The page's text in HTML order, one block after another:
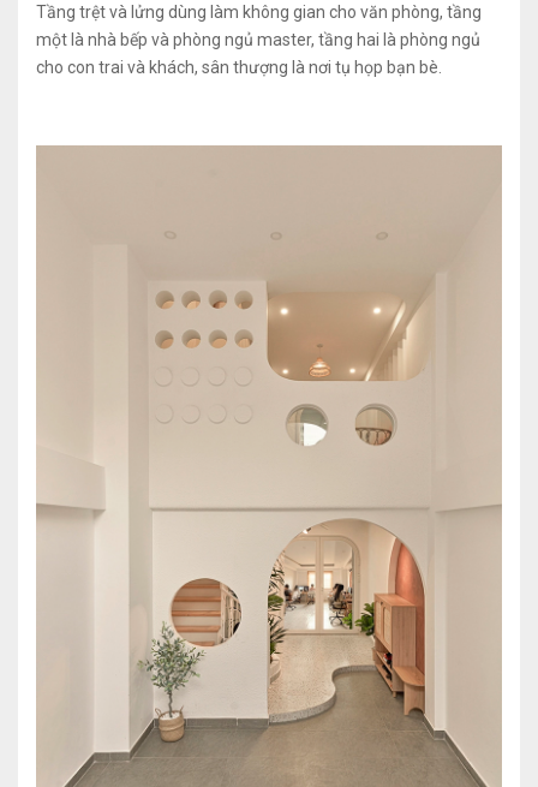
Tầng trệt và lửng dùng làm không gian cho văn phòng, tầng
một là nhà bếp và phòng ngủ master, tầng hai là phòng ngủ
cho con trai và khách, sân thượng là nơi tụ họp bạn bè.